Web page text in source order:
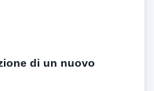
di un nuovo